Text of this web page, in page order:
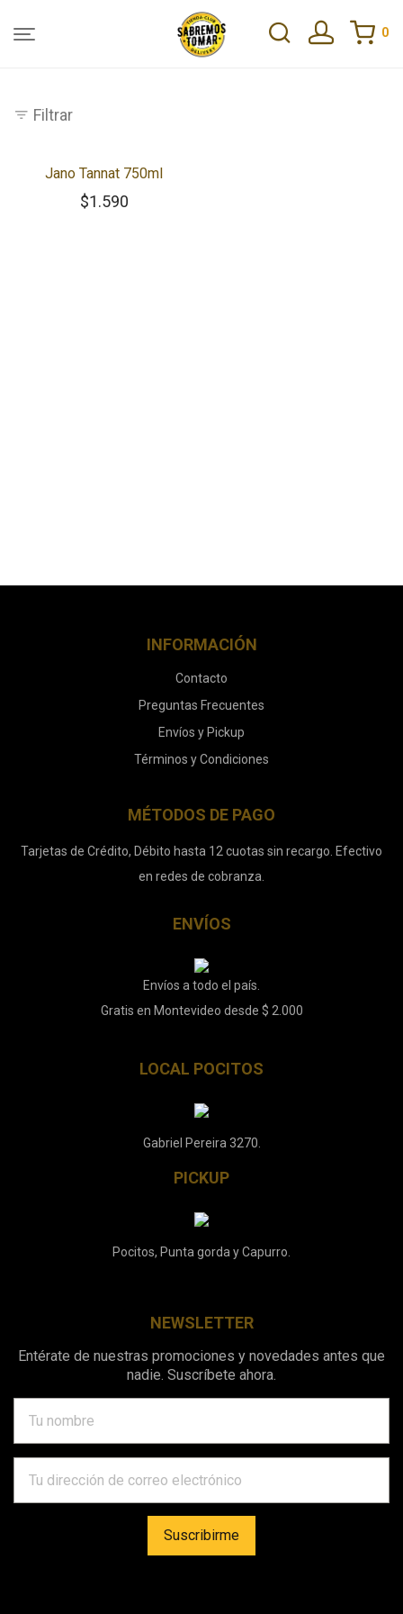
0
Filtrar
Jano Tannat 750ml
$1.590
INFORMACIÓN
Contacto
Preguntas Frecuentes
Envíos y Pickup
Términos y Condiciones
MÉTODOS DE PAGO
Tarjetas de Crédito, Débito hasta 12 cuotas sin recargo. Efectivo
en redes de cobranza.
ENVÍOS
Envíos a todo el país.
Gratis en Montevideo desde $ 2.000
LOCAL POCITOS
Gabriel Pereira 3270.
PICKUP
Pocitos, Punta gorda y Capurro.
NEWSLETTER
Entérate de nuestras promociones y novedades antes que
nadie. Suscríbete ahora.